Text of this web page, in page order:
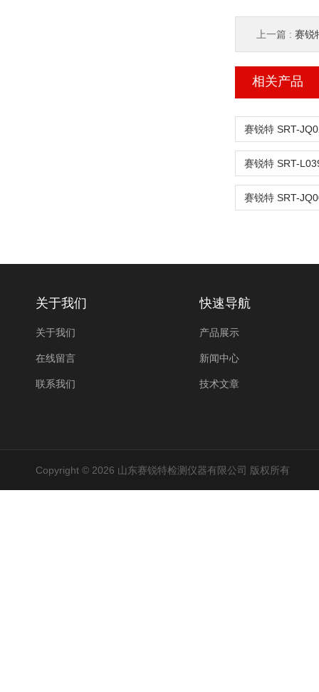
上一篇 : 赛锐
相关产品
关于我们
关于我们
在线留言
联系我们
快速导航
产品展示
新闻中心
技术文章
Copyright © 2026 山东赛锐特检测仪器有限公司 版权所有